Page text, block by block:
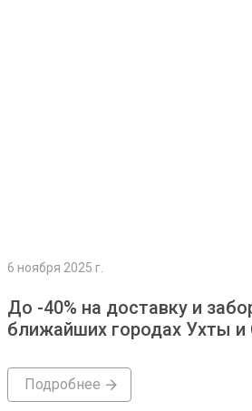
6 ноября 2025 г.
До -40% на доставку и
ближайших городах Ухты
Подробнее